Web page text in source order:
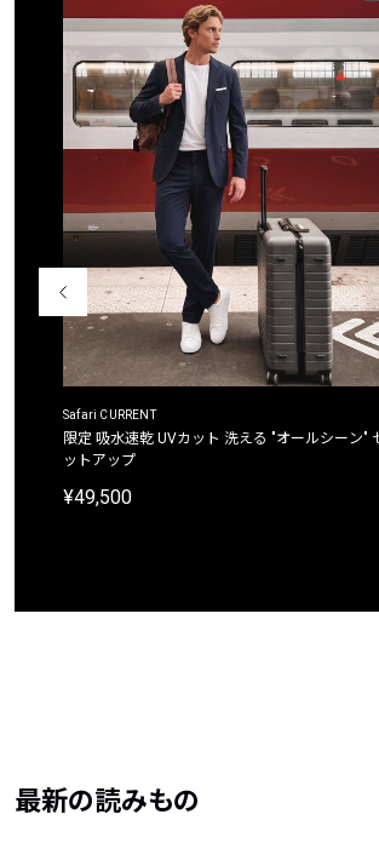
Safari CURRENT
限定 吸水速乾 UVカット 洗える "オールシーン"
ットアップ
¥49,500
最新の読みもの